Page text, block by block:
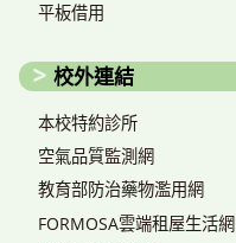
平板借用
校外連結
本校特約診所
空氣品質監測網
教育部防治藥物濫用網
FORMOSA雲端租屋生活網